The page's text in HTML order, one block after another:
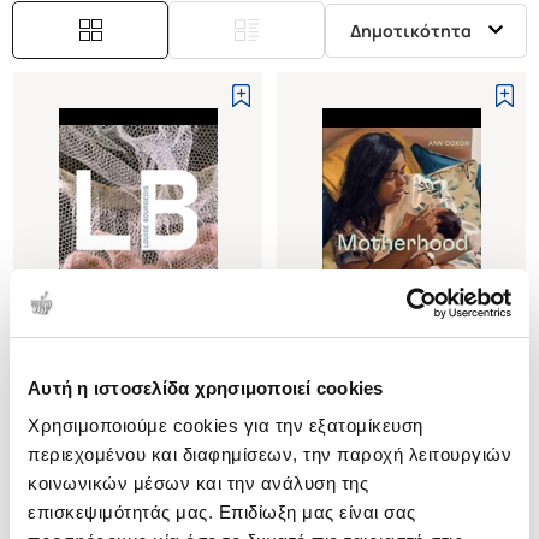
Αυτή η ιστοσελίδα χρησιμοποιεί cookies
Χρησιμοποιούμε cookies για την εξατομίκευση
περιεχομένου και διαφημίσεων, την παροχή λειτουργιών
κοινωνικών μέσων και την ανάλυση της
επισκεψιμότητάς μας. Επιδίωξη μας είναι σας
Δημοτικότητα
(0)
(P/B) LOUISE BOURGEOIS
COXON ANN
Κωδ. Πολιτείας:3741-0244
(H/B) Motherhood
COXON ANN
Κωδ. Πολιτείας: